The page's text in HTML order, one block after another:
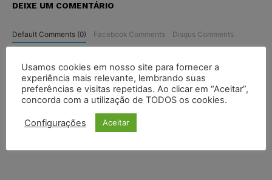
DEIXE UM COMENTÁRIO
Default Comments (0) Facebook Comments Disqus Comments
Usamos cookies em nosso site para fornecer a
experiência mais relevante, lembrando suas
preferências e visitas repetidas. Ao clicar em “Aceitar”,
concorda com a utilização de TODOS os cookies.
Configurações Aceitar